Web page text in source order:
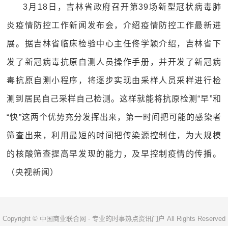
3月18日，吉林省政府召开第39场新型冠状病毒肺
炎疫情防控工作新闻发布会，介绍疫情防控工作最新进
展。据吉林省临床检验中心主任佟学颖介绍，吉林省下
发了新冠病毒抗原自测人员操作手册，并开发了新冠病
毒抗原自测小程序，将逐步实现由采样人员采样进行检
测到居民自己采样自己检测。这样就能将抗原检测“早”和
“快”这两个优势充分发挥出来，第一时间把可能的感染者
筛查出来，利用最短的时间把传染源控制住，为大规模
的核酸筛查提高早发现的能力，及早控制疫情的传播。
（央视新闻）
Copyright © 中国商业联合网 - 专业的时事热点资讯门户 All Rights Reserved